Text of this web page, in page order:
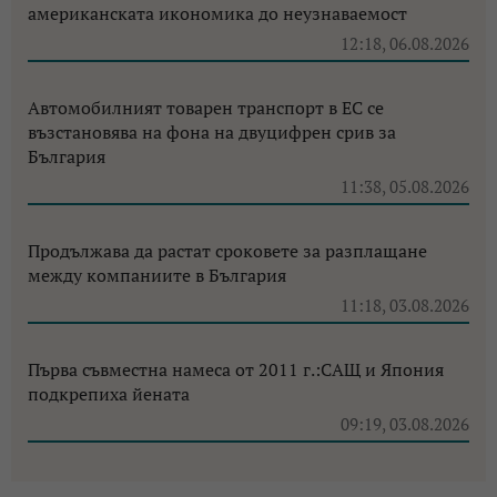
американската икономика до неузнаваемост
12:18, 06.08.2026
Автомобилният товарен транспорт в ЕС се
възстановява на фона на двуцифрен срив за
България
11:38, 05.08.2026
Продължава да растат сроковете за разплащане
между компаниите в България
11:18, 03.08.2026
Първа съвместна намеса от 2011 г.:САЩ и Япония
подкрепиха йената
09:19, 03.08.2026